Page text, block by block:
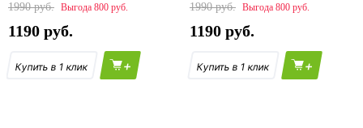
1990
800
1190
+
1990
800
1190
+